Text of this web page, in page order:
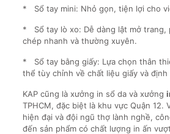
* Sổ tay mini: Nhỏ gọn, tiện lợi cho
* Sổ tay lò xo: Dễ dàng lật mở trang,
chép nhanh và thường xuyên.
* Sổ tay bằng giấy: Lựa chọn thân
thể tùy chỉnh về chất liệu giấy và định
KAP cũng là xưởng in sổ da và xưởng
TPHCM, đặc biệt là khu vực Quận 12.
hiện đại và đội ngũ thợ lành nghề,
đến sản phẩm có chất lượng in ấn